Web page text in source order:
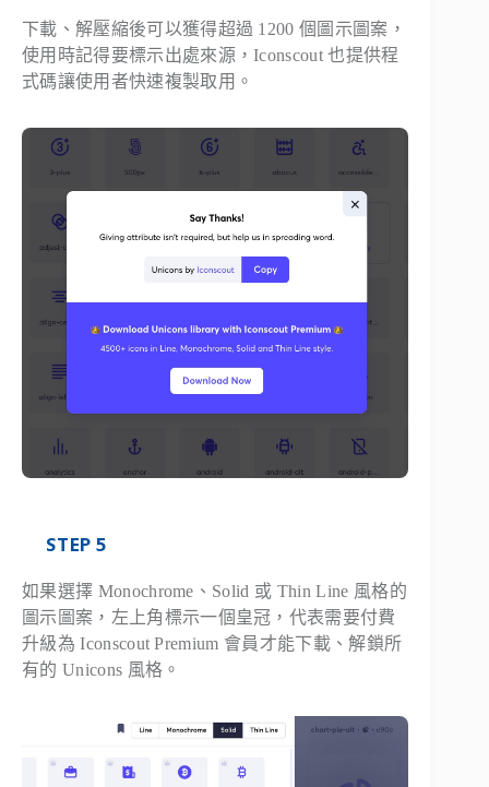
下載、解壓縮後可以獲得超過 1200 個圖示圖案，
使用時記得要標示出處來源，Iconscout 也提供程
式碼讓使用者快速複製取用。
STEP 5
如果選擇 Monochrome、Solid 或 Thin Line 風格的
圖示圖案，左上角標示一個皇冠，代表需要付費
升級為 Iconscout Premium 會員才能下載、解鎖所
有的 Unicons 風格。